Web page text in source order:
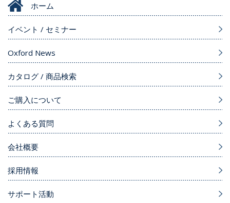
ホーム
イベント / セミナー
Oxford News
カタログ / 商品検索
ご購入について
よくある質問
会社概要
採用情報
サポート活動